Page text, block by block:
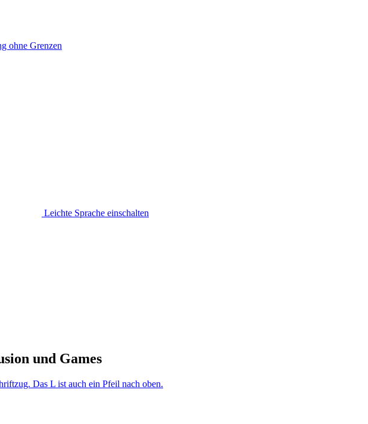
ohne Grenzen
Leichte Sprache einschalten
und Games